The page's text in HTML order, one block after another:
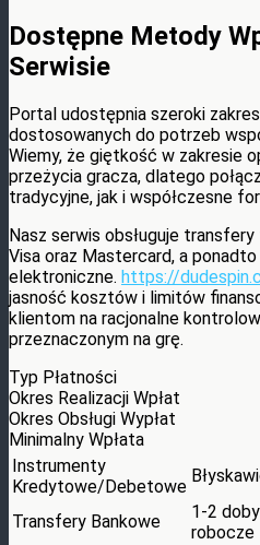
Dostępne Metody
Serwisie
Portal udostępnia szeroki
dostosowanych do potrzeb
Wiemy, że giętkość w zakresie
przeżycia gracza, dlatego
tradycyjne, jak i współczesne
Nasz serwis obsługuje
Visa oraz Mastercard, a
elektroniczne. https://
jasność kosztów i limitów
klientom na racjonalne
przeznaczonym na grę.
Typ Płatności
Okres Realizacji Wpłat
Okres Obsługi Wypłat
Minimalny Wpłata
Instrumenty
Kredytowe/Debetowe
Transfery Bankowe
1-2 doby
robocze